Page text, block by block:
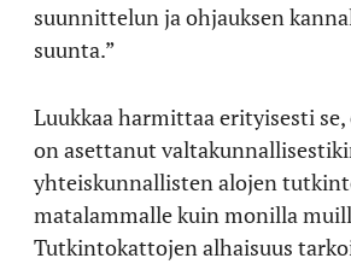
suunnittelun ja ohjauksen
suunta.”
Luukkaa harmittaa erityisesti
on asettanut
yhteiskunnallisten alojen
matalammalle kuin monilla
Tutkintokattojen alhaisuus